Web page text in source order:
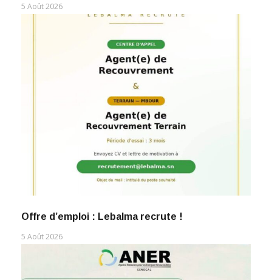
5 Août 2026
Offre d’emploi : Lebalma recrute !
5 Août 2026